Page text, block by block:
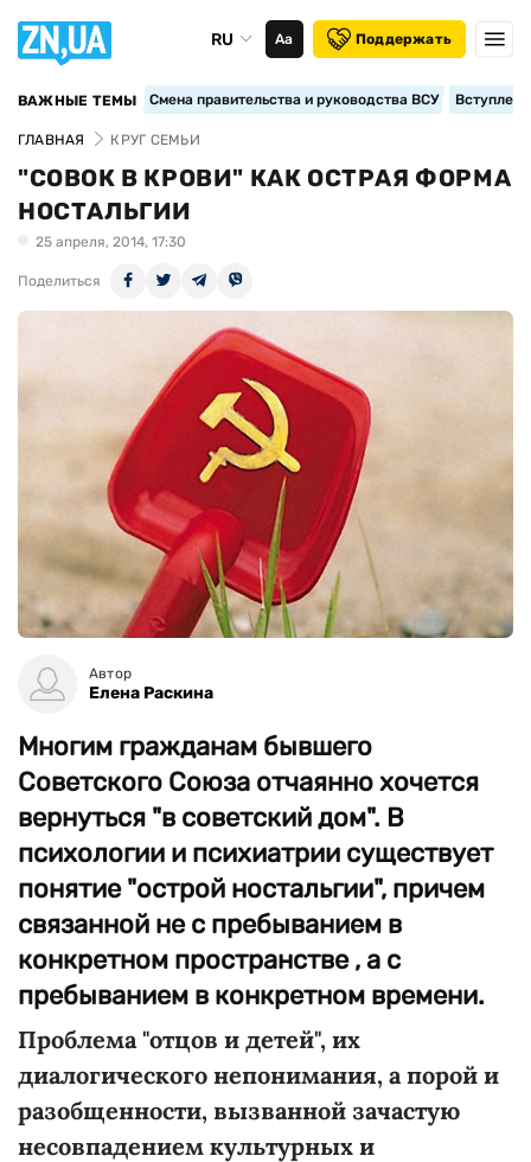
RU Аа Поддержать
ВАЖНЫЕ ТЕМЫ Смена правительства и руководства ВСУ
ГЛАВНАЯ КРУГ СЕМЬИ
"СОВОК В КРОВИ" КАК ОСТРАЯ ФОРМА
НОСТАЛЬГИИ
25 апреля, 2014, 17:30
Поделиться
Автор
Елена Раскина
Многим гражданам бывшего
Советского Союза отчаянно хочется
вернуться "в советский дом". В
психологии и психиатрии существует
понятие "острой ностальгии", причем
связанной не с пребыванием в
конкретном пространстве , а с
пребыванием в конкретном времени.
Проблема "отцов и детей", их
диалогического непонимания, а порой и
разобщенности, вызванной зачастую
несовпадением культурных и